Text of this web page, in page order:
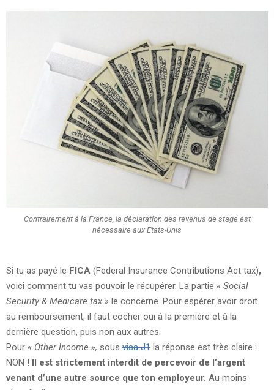
Contrairement à la France, la déclaration des revenus de stage est
nécessaire aux Etats-Unis
Si tu as payé le FICA (Federal Insurance Contributions Act tax),
voici comment tu vas pouvoir le récupérer. La partie « Social
Security & Medicare tax » le concerne. Pour espérer avoir droit
au remboursement, il faut cocher oui à la première et à la
dernière question, puis non aux autres.
Pour « Other Income », sous visa J1 la réponse est très claire :
NON ! Il est strictement interdit de percevoir de l’argent
venant d’une autre source que ton employeur. Au moins